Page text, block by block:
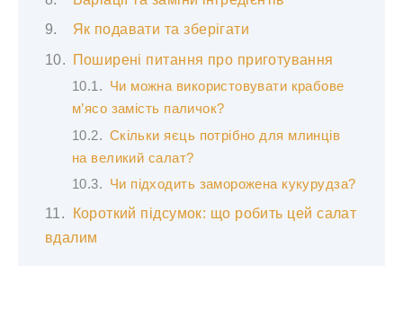
Як подавати та зберігати
Поширені питання про приготування
Чи можна використовувати крабове
м’ясо замість паличок?
Скільки яєць потрібно для млинців
на великий салат?
Чи підходить заморожена кукурудза?
Короткий підсумок: що робить цей салат
вдалим